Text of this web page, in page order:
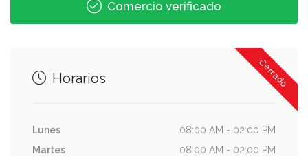
Comercio verificado
Cerrado
Horarios
Lunes
08:00 AM - 02:00 PM
Martes
08:00 AM - 02:00 PM